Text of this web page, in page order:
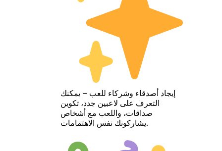
إيجاد أصدقاء وشركاء للعب – يمكنك
التعرف على لاعبين جدد، تكوين
صداقات، واللعب مع أشخاص
يشاركونك نفس الاهتمامات.